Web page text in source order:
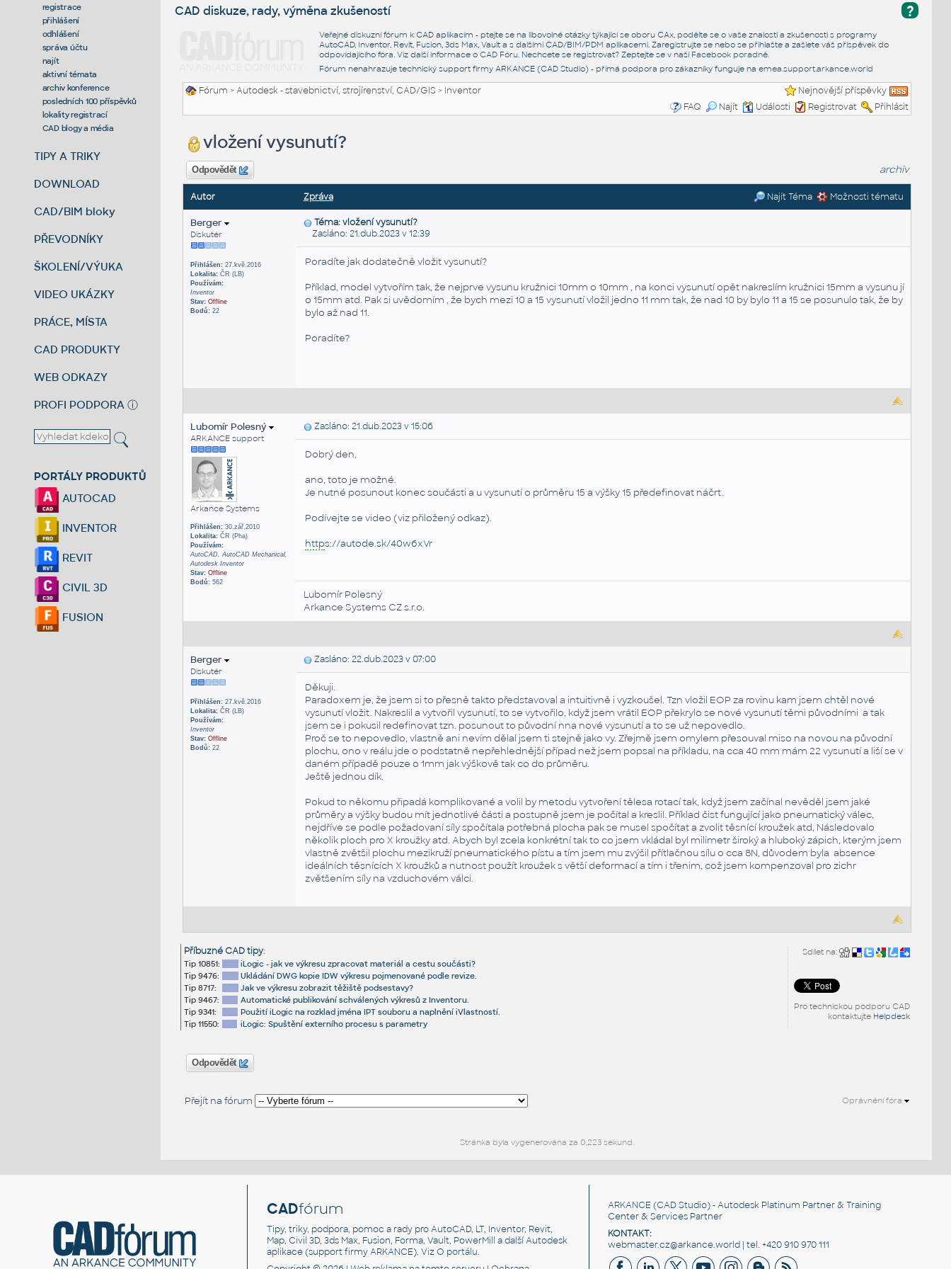
registrace
přihlášení
odhlášení
správa účtu
najít
aktivní témata
archiv konference
posledních 100 příspěvků
lokality registrací
CAD blogy a média
TIPY A TRIKY
DOWNLOAD
CAD/BIM bloky
PŘEVODNÍKY
ŠKOLENÍ/VÝUKA
VIDEO UKÁZKY
PRÁCE, MÍSTA
CAD PRODUKTY
WEB ODKAZY
PROFI PODPORA ⓘ
PORTÁLY PRODUKTŮ
AUTOCAD
INVENTOR
REVIT
CIVIL 3D
FUSION
?
CAD diskuze, rady, výměna zkušeností
Veřejné diskuzní fórum k CAD aplikacím - ptejte se na libovolné otázky týkající se oboru CAx, podělte se o vaše znalosti a zkušenosti s programy
AutoCAD, Inventor, Revit, Fusion, 3ds Max, Vault a s dalšími CAD/BIM/PDM aplikacemi. Zaregistrujte se nebo se přihlašte a zašlete váš příspěvek do
odpovídajícího fóra. Viz další informace o CAD Fóru. Nechcete se registrovat? Zeptejte se v naší Facebook poradně.
Fórum nenahrazuje technický support firmy ARKANCE (CAD Studio) - přímá podpora pro zákazníky funguje na emea.support.arkance.world
Fórum >Autodesk - stavebnictví, strojírenství, CAD/GIS> Inventor
Nejnovější příspěvky
FAQ
Najít Události Registrovat Přihlásit
vložení vysunutí?
Odpovědět archiv
Autor Zpráva Najít Téma Možnosti tématu
Berger
Diskutér
Přihlášen:27.kvě.2016
Lokalita:ČR (LB)
Používám:
Inventor
Stav: Offline
Bodů:22
Téma: vložení vysunutí?
Zasláno: 21.dub.2023 v 12:39
Poradíte jak dodatečně vložit vysunutí?
Příklad, model vytvořím tak, že nejprve vysunu kružnici 10mm o 10mm , na konci vysunutí opět nakreslím kružnici 15mm a vysunu jí
o 15mm atd. Pak si uvědomím , že bych mezi 10 a 15 vysunutí vložil jedno 11 mm tak, že nad 10 by bylo 11 a 15 se posunulo tak, že by
bylo až nad 11.
Poradíte?
Lubomír Polesný
ARKANCE support
Arkance Systems
Přihlášen:30.zář.2010
Lokalita:ČR (Pha)
Používám:
AutoCAD, AutoCAD Mechanical,
Autodesk Inventor
Stav: Offline
Bodů:562
Zasláno: 21.dub.2023 v 15:06
Dobrý den,
ano, toto je možné.
Je nutné posunout konec součásti a u vysunutí o průměru 15 a výšky 15 předefinovat náčrt.
Podívejte se video (viz přiložený odkaz).
https://autode.sk/40w6xVr
Lubomír Polesný
Arkance Systems CZ s.r.o.
Berger
Diskutér
Přihlášen:27.kvě.2016
Lokalita:ČR (LB)
Používám:
Inventor
Stav: Offline
Bodů:22
Zasláno: 22.dub.2023 v 07:00
Děkuji.
Paradoxem je, že jsem si to přesně takto představoval a intuitivně i vyzkoušel. Tzn vložil EOP za rovinu kam jsem chtěl nové
vysunutí vložit. Nakreslil a vytvořil vysunutí, to se vytvořilo, když jsem vrátil EOP překrylo se nové vysunutí těmi původními a tak
jsem se i pokusil redefinovat tzn. posunout to původní nna nové vysunutí a to se už nepovedlo.
Proč se to nepovedlo, vlastně ani nevím dělal jsem ti stejně jako vy. Zřejmě jsem omylem přesouval miso na novou na původní
plochu, ono v reálu jde o podstatně nepřehlednější případ než jsem popsal na příkladu, na cca 40 mm mám 22 vysunutí a liší se v
daném případě pouze o 1mm jak výškově tak co do průměru.
Ještě jednou dík.
Pokud to někomu připadá komplikované a volil by metodu vytvoření tělesa rotací tak, když jsem začínal nevěděl jsem jaké
průměry a výšky budou mít jednotlivé části a postupně jsem je počítal a kreslil. Příklad čist fungující jako pneumatický válec,
nejdříve se podle požadovaní síly spočítala potřebná plocha pak se musel spočítat a zvolit těsnící kroužek atd, Následovalo
několik ploch pro X kroužky atd. Abych byl zcela konkrétní tak to co jsem vkládal byl milimetr široký a hluboký zápich, kterým jsem
vlastně zvětšil plochu mezikruží pneumatického pístu a tím jsem mu zvýšil přítlačnou sílu o cca 8N, důvodem byla absence
ideálních těsnících X kroužků a nutnost použít kroužek s větší deformací a tím i třenim, což jsem kompenzoval pro zichr
zvětšením síly na vzduchovém válci.
Sdílet na:
Pro technickou podporu CAD
kontaktujte Helpdesk
Příbuzné CAD tipy:
Tip 10851:
iLogic - jak ve výkresu zpracovat materiál a cestu součásti?
Tip 9476:
Ukládání DWG kopie IDW výkresu pojmenované podle revize.
Tip 8717:
Jak ve výkresu zobrazit těžiště podsestavy?
Tip 9467:
Automatické publikování schválených výkresů z Inventoru.
Tip 9341:
Použití iLogic na rozklad jména IPT souboru a naplnění iVlastností.
Tip 11550:
iLogic: Spuštění externího procesu s parametry
Odpovědět
Přejít na fórum Oprávnění fóra
Stránka byla vygenerována za 0,223 sekund.
CADfórum
Tipy, triky, podpora, pomoc a rady pro AutoCAD, LT, Inventor, Revit,
Map, Civil 3D, 3ds Max, Fusion, Forma, Vault, PowerMill a další Autodesk
aplikace (support firmy ARKANCE). VizO portálu.
ARKANCE (CAD Studio) - Autodesk Platinum Partner & Training
Center & Services Partner
KONTAKT:
webmaster.cz@arkance.world | tel. +420 910 970 111